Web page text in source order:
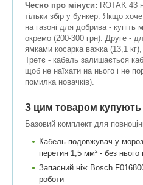
Чесно про мінуси: ROTAK 43
тільки збір у бункер. Якщо
на газоні для добрива -
окремо (200-300 грн). Друге -
ямками косарка важка (13,1
Третє - кабель залишається
щоб не наїхати на нього і не
помилка новачків).
З цим товаром купують
Базовий комплект для
Кабель-подовжувач у
перетин 1,5 мм² - без нього
Запасний ніж Bosch
роботи